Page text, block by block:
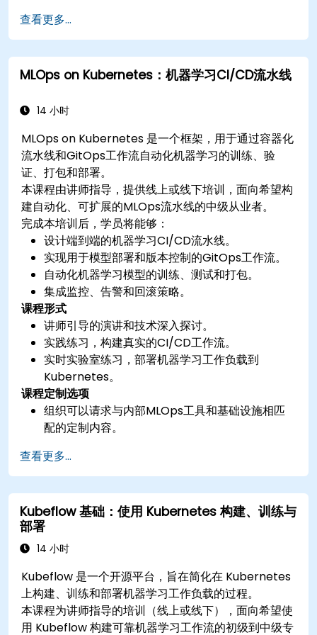
查看更多...
MLOps on Kubernetes：机器学习CI/CD流水线
14 小时
MLOps on Kubernetes 是一个框架，用于通过容器化
流水线和GitOps工作流自动化机器学习的训练、验
证、打包和部署。
本课程由讲师指导，提供线上或线下培训，面向希望构
建自动化、可扩展的MLOps流水线的中级从业者。
完成本培训后，学员将能够：
设计端到端的机器学习CI/CD流水线。
实现用于模型部署和版本控制的GitOps工作流。
自动化机器学习模型的训练、测试和打包。
集成监控、告警和回滚策略。
课程形式
讲师引导的演讲和技术深入探讨。
实践练习，构建真实的CI/CD工作流。
实时实验室练习，部署机器学习工作负载到
Kubernetes。
课程定制选项
组织可以请求与内部MLOps工具和基础设施相匹
配的定制内容。
查看更多...
Kubeflow 基础：使用 Kubernetes 构建、训练与
部署
14 小时
Kubeflow 是一个开源平台，旨在简化在 Kubernetes
上构建、训练和部署机器学习工作负载的过程。
本课程为讲师指导的培训（线上或线下），面向希望使
用 Kubeflow 构建可靠机器学习工作流的初级到中级专